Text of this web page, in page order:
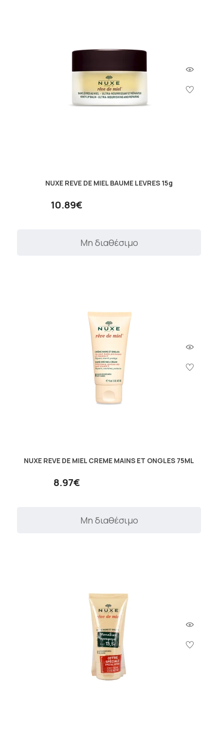
NUXE REVE DE MIEL BAUME LEVRES 15g
10.89€
Μη διαθέσιμο
NUXE REVE DE MIEL CREME MAINS ET ONGLES 75ML
8.97€
Μη διαθέσιμο